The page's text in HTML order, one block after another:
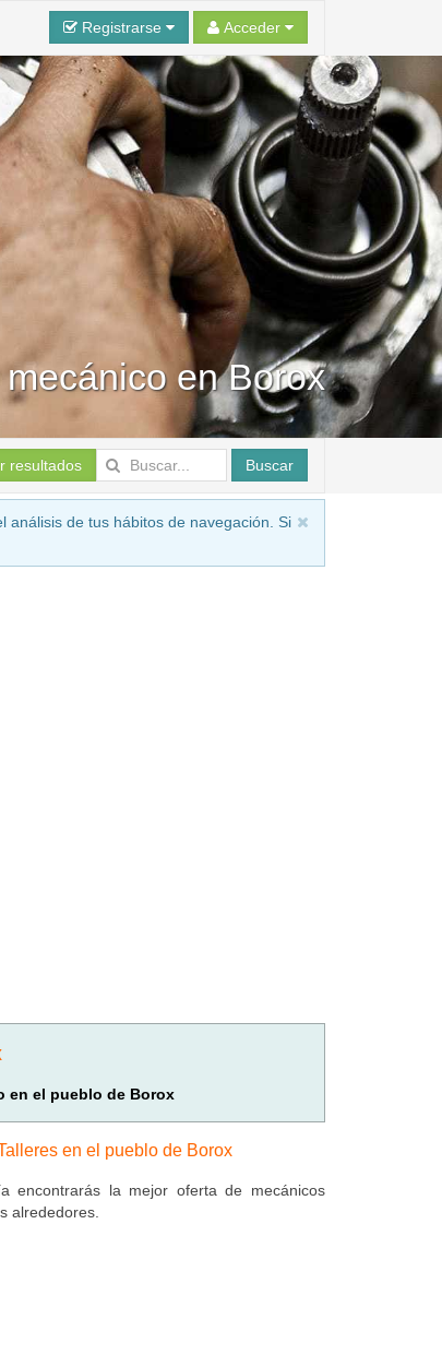
Registrarse Acceder
en Borox
resultados Buscar
análisis de tus hábitos de navegación. Si
en el pueblo de Borox
en el pueblo de Borox
encontrarás la mejor oferta de mecánicos
alrededores.